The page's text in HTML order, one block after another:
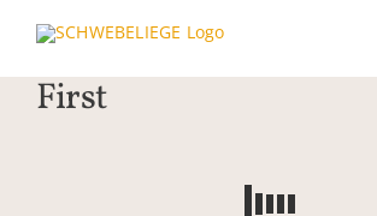
Inhalt
First